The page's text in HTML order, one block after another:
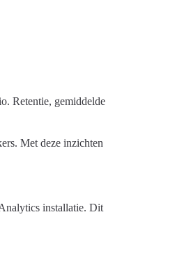
Retentie, gemiddelde
Met deze inzichten
installatie. Dit